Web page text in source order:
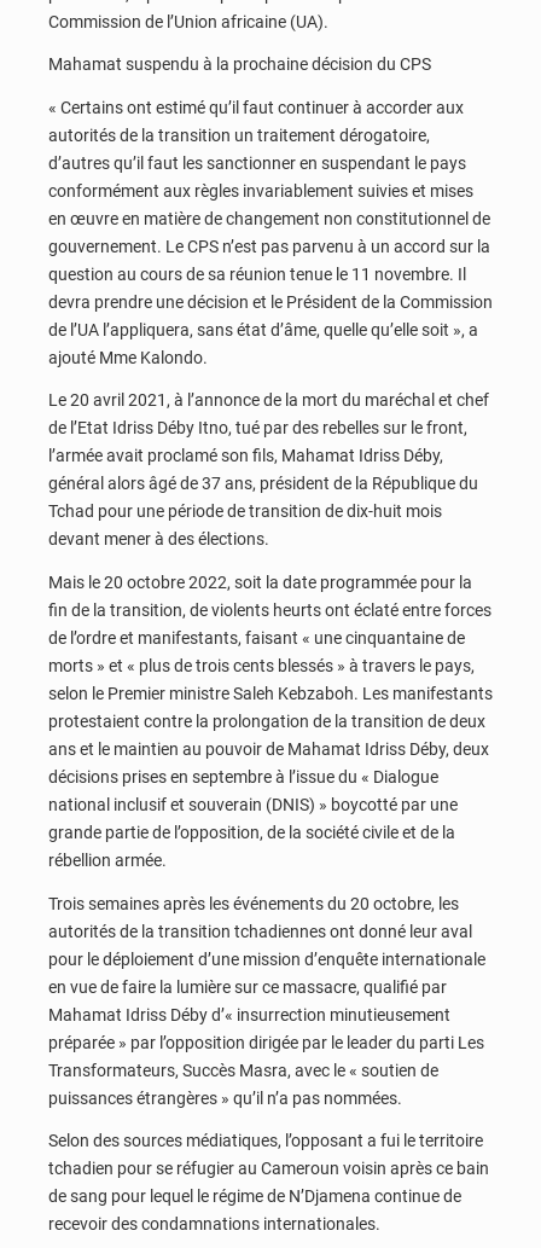
Commission de l’Union africaine (UA).
Mahamat suspendu à la prochaine décision du CPS
« Certains ont estimé qu’il faut continuer à accorder aux
autorités de la transition un traitement dérogatoire,
d’autres qu’il faut les sanctionner en suspendant le pays
conformément aux règles invariablement suivies et mises
en œuvre en matière de changement non constitutionnel de
gouvernement. Le CPS n’est pas parvenu à un accord sur la
question au cours de sa réunion tenue le 11 novembre. Il
devra prendre une décision et le Président de la Commission
de l’UA l’appliquera, sans état d’âme, quelle qu’elle soit », a
ajouté Mme Kalondo.
Le 20 avril 2021, à l’annonce de la mort du maréchal et chef
de l’Etat Idriss Déby Itno, tué par des rebelles sur le front,
l’armée avait proclamé son fils, Mahamat Idriss Déby,
général alors âgé de 37 ans, président de la République du
Tchad pour une période de transition de dix-huit mois
devant mener à des élections.
Mais le 20 octobre 2022, soit la date programmée pour la
fin de la transition, de violents heurts ont éclaté entre forces
de l’ordre et manifestants, faisant « une cinquantaine de
morts » et « plus de trois cents blessés » à travers le pays,
selon le Premier ministre Saleh Kebzaboh. Les manifestants
protestaient contre la prolongation de la transition de deux
ans et le maintien au pouvoir de Mahamat Idriss Déby, deux
décisions prises en septembre à l’issue du « Dialogue
national inclusif et souverain (DNIS) » boycotté par une
grande partie de l’opposition, de la société civile et de la
rébellion armée.
Trois semaines après les événements du 20 octobre, les
autorités de la transition tchadiennes ont donné leur aval
pour le déploiement d’une mission d’enquête internationale
en vue de faire la lumière sur ce massacre, qualifié par
Mahamat Idriss Déby d’« insurrection minutieusement
préparée » par l’opposition dirigée par le leader du parti Les
Transformateurs, Succès Masra, avec le « soutien de
puissances étrangères » qu’il n’a pas nommées.
Selon des sources médiatiques, l’opposant a fui le territoire
tchadien pour se réfugier au Cameroun voisin après ce bain
de sang pour lequel le régime de N’Djamena continue de
recevoir des condamnations internationales.